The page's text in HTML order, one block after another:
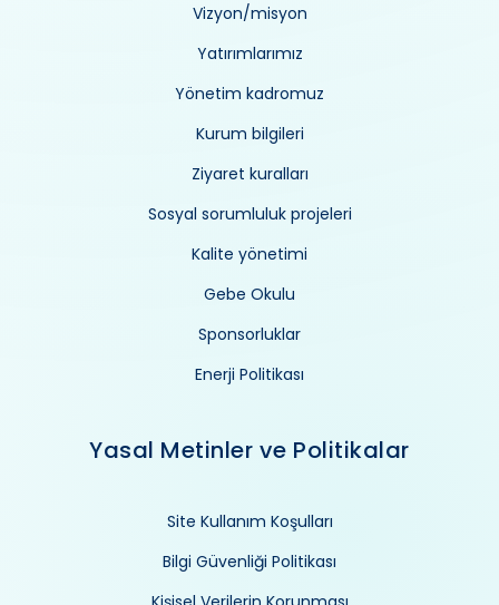
Vizyon/misyon
Yatırımlarımız
Yönetim kadromuz
Kurum bilgileri
Ziyaret kuralları
Sosyal sorumluluk projeleri
Kalite yönetimi
Gebe Okulu
Sponsorluklar
Enerji Politikası
Yasal Metinler ve Politikalar
Site Kullanım Koşulları
Bilgi Güvenliği Politikası